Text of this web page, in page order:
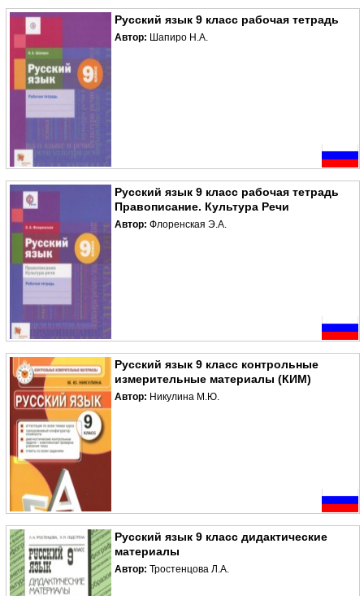
Русский язык 9 класс рабочая тетрадь
Автор: Шапиро Н.А.
Русский язык 9 класс рабочая тетрадь
Правописание. Культура Речи
Автор: Флоренская Э.А.
Русский язык 9 класс контрольные
измерительные материалы (КИМ)
Автор: Никулина М.Ю.
Русский язык 9 класс дидактические
материалы
Автор: Тростенцова Л.А.